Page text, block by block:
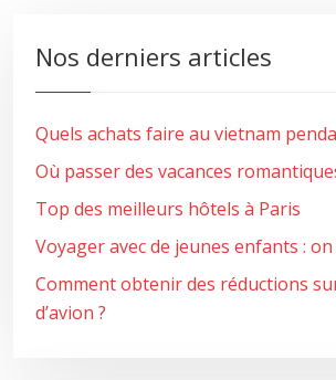
Nos derniers articles
Quels achats faire au vietnam
Où passer des vacances
Top des meilleurs hôtels à Paris
Voyager avec de jeunes enfants :
Comment obtenir des réductions
d’avion ?